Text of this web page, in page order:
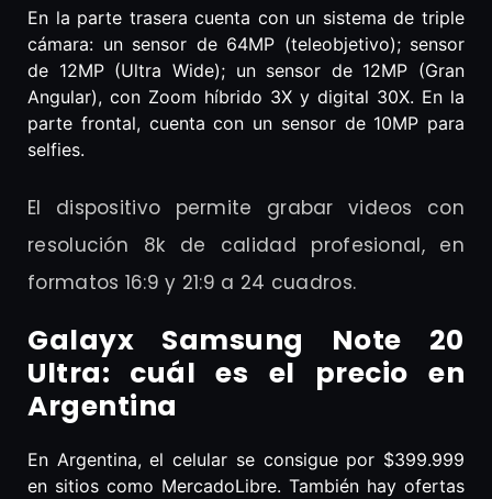
En la parte trasera cuenta con un sistema de triple
cámara: un sensor de 64MP (teleobjetivo); sensor
de 12MP (Ultra Wide); un sensor de 12MP (Gran
Angular), con Zoom híbrido 3X y digital 30X. En la
parte frontal, cuenta con un sensor de 10MP para
selfies.
El dispositivo permite grabar videos con
resolución 8k de calidad profesional, en
formatos 16:9 y 21:9 a 24 cuadros.
Galayx Samsung Note 20
Ultra: cuál es el precio en
Argentina
En Argentina, el celular se consigue por $399.999
en sitios como MercadoLibre. También hay ofertas